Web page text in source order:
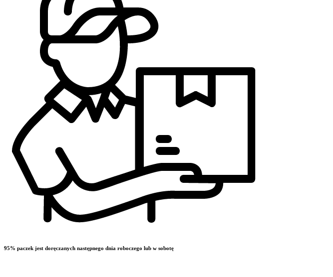
95% paczek jest doręczanych następnego dnia roboczego lub w sobotę